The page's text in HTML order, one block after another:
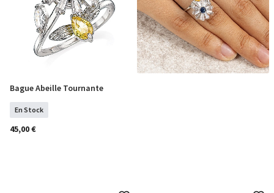
Bague Abeille Tournante
En Stock
45,00 €